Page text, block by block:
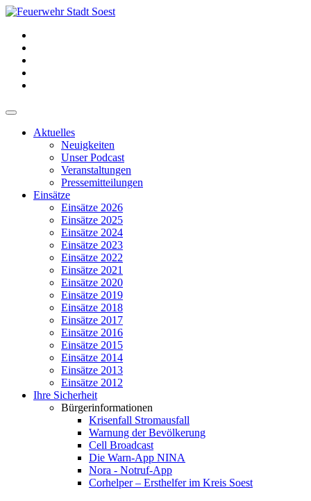
Aktuelles
Neuigkeiten
Unser Podcast
Veranstaltungen
Pressemitteilungen
Einsätze
Einsätze 2026
Einsätze 2025
Einsätze 2024
Einsätze 2023
Einsätze 2022
Einsätze 2021
Einsätze 2020
Einsätze 2019
Einsätze 2018
Einsätze 2017
Einsätze 2016
Einsätze 2015
Einsätze 2014
Einsätze 2013
Einsätze 2012
Ihre Sicherheit
Bürgerinformationen
Krisenfall Stromausfall
Warnung der Bevölkerung
Cell Broadcast
Die Warn-App NINA
Nora - Notruf-App
Corhelper – Ersthelfer im Kreis Soest